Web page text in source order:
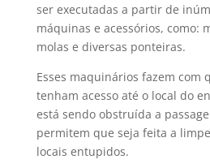
ser executadas a partir de
máquinas e acessórios, como:
molas e diversas ponteiras.
Esses maquinários fazem com
tenham acesso até o local do
está sendo obstruída a
permitem que seja feita a
locais entupidos.